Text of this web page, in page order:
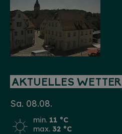
AKTUELLES WETTER
Sa. 08.08.
min. 11 °C
max. 32 °C